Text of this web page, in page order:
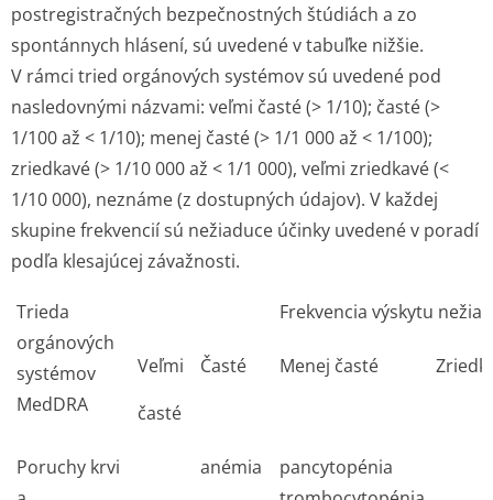
postregistračných bezpečnostných štúdiách a zo
spontánnych hlásení, sú uvedené v tabuľke nižšie.
V rámci tried orgánových systémov sú uvedené pod
nasledovnými názvami: veľmi časté (> 1/10); časté (>
1/100 až < 1/10); menej časté (> 1/1 000 až < 1/100);
zriedkavé (> 1/10 000 až < 1/1 000), veľmi zriedkavé (<
1/10 000), neznáme (z dostupných údajov). V každej
skupine frekvencií sú nežiaduce účinky uvedené v poradí
podľa klesajúcej závažnosti.
Trieda
orgánových
systémov
MedDRA
Frekvencia výskytu
Veľmi
časté
Časté Menej časté
Poruchy krvi
anémia
pancytopénia